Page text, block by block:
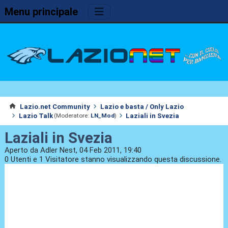
Menu principale
Lazio.net Community
Lazio e basta / Only Lazio
Lazio Talk (Moderatore: LN_Mod) Laziali in Svezia
Laziali in Svezia
Aperto da Adler Nest, 04 Feb 2011, 19:40
0 Utenti e 1 Visitatore stanno visualizzando questa discussione.